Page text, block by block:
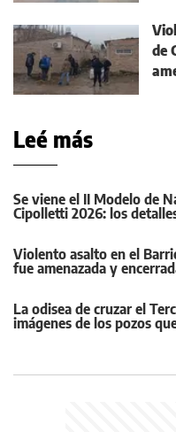
de
Leé más
Se viene el II Modelo de
Cipolletti 2026: los
Violento asalto en el
fue amenazada y
La odisea de cruzar el
imágenes de los pozos